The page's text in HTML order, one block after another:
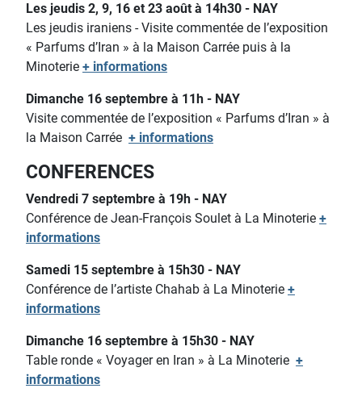
Les jeudis 2, 9, 16 et 23 août à 14h30 - NAY
Les jeudis iraniens - Visite commentée de l’exposition
« Parfums d’Iran » à la Maison Carrée puis à la
Minoterie + informations
Dimanche 16 septembre à 11h - NAY
Visite commentée de l’exposition « Parfums d’Iran » à
la Maison Carrée + informations
CONFERENCES
Vendredi 7 septembre à 19h - NAY
Conférence de Jean-François Soulet à La Minoterie +
informations
Samedi 15 septembre à 15h30 - NAY
Conférence de l’artiste Chahab à La Minoterie +
informations
Dimanche 16 septembre à 15h30 - NAY
Table ronde « Voyager en Iran » à La Minoterie +
informations